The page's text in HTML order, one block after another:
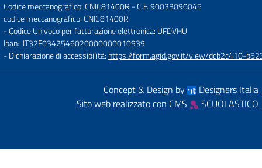
Codice meccanografico: CNIC81400R - C.F. 90033090045
codice meccanografico: CNIC81400R
- Codice Univoco per fatturazione elettronica: UFDVHU
Iban:: IT32F0342546020000000010939
- Dichiarazione di accessibilità: https://form.agid.gov.it/view/dcb2c410-
Concept & Design by
Designers Italia
Sito web realizzato con CMS
SCUOLASTICO